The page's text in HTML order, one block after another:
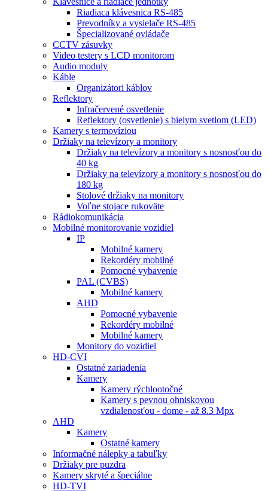
Riadiaca klávesnica RS-485
Prevodníky a vysielače RS-485
Špecializované ovládače
CCTV zásuvky
Video testery s LCD monitorom
Audio moduly
Káble
Organizátori káblov
Reflektory
Infračervené osvetlenie
Reflektory (osvetlenie) s bielym svetlom (LED)
Kamery s termovíziou
Držiaky na televízory a monitory
Držiaky na televízory a monitory s nosnosťou do
40 kg
Držiaky na televízory a monitory s nosnosťou do
180 kg
Stolové držiaky na monitory
Voľne stojace rukoväte
Rádiokomunikácia
Mobilné monitorovanie vozidiel
IP
Mobilné kamery
Rekordéry mobilné
Pomocné vybavenie
PAL (CVBS)
Mobilné kamery
AHD
Pomocné vybavenie
Rekordéry mobilné
Mobilné kamery
Monitory do vozidiel
HD-CVI
Ostatné zariadenia
Kamery
Kamery rýchlootočné
Kamery s pevnou ohniskovou
vzdialenosťou - dome - až 8.3 Mpx
AHD
Kamery
Ostatné kamery
Informačné nálepky a tabuľky
Držiaky pre puzdra
Kamery skryté a špeciálne
HD-TVI